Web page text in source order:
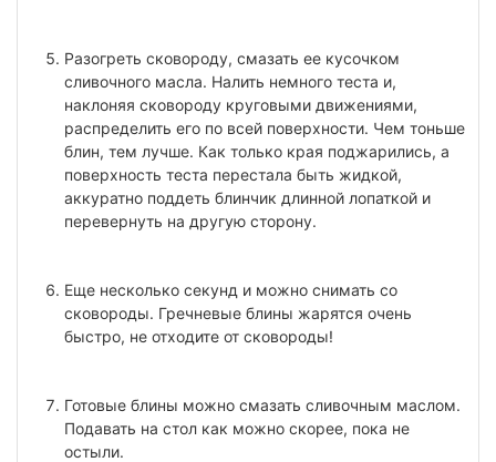
Разогреть сковороду, смазать ее кусочком
сливочного масла. Налить немного теста и,
наклоняя сковороду круговыми движениями,
распределить его по всей поверхности. Чем тоньше
блин, тем лучше. Как только края поджарились, а
поверхность теста перестала быть жидкой,
аккуратно поддеть блинчик длинной лопаткой и
перевернуть на другую сторону.
Еще несколько секунд и можно снимать со
сковороды. Гречневые блины жарятся очень
быстро, не отходите от сковороды!
Готовые блины можно смазать сливочным маслом.
Подавать на стол как можно скорее, пока не
остыли.